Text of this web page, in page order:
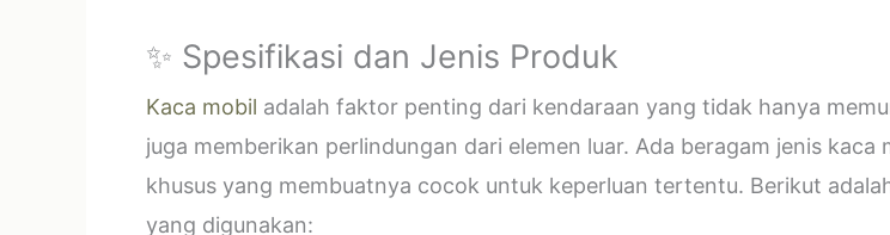
✨ Spesifikasi dan Jenis Produk
Kaca mobil adalah faktor penting dari kendaraan yang tidak hanya
juga memberikan perlindungan dari elemen luar. Ada beragam jenis
khusus yang membuatnya cocok untuk keperluan tertentu. Berikut
yang digunakan: